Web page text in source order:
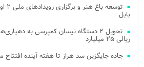
بابل
تحویل ۲ دستگاه نیسان کمپرسی به
ریالی ۲۵ میلیارد
جاده جایگزین سد هراز تا هفته آینده